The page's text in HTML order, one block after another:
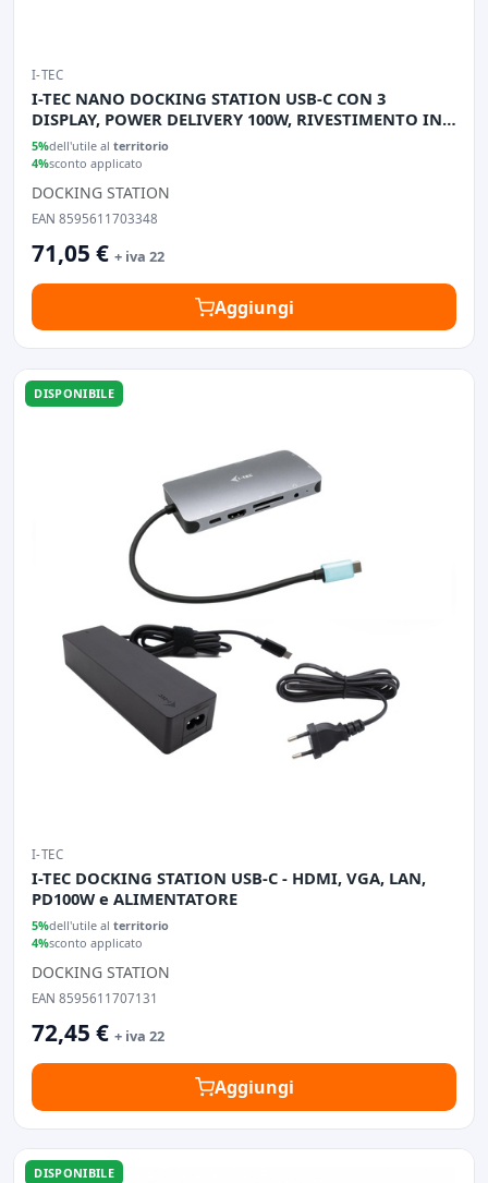
I-TEC
I-TEC NANO DOCKING STATION USB-C CON 3
DISPLAY, POWER DELIVERY 100W, RIVESTIMENTO IN
METALLO
5%dell'utile al territorio
4%sconto applicato
DOCKING STATION
EAN 8595611703348
71,05 € + iva 22
Aggiungi
DISPONIBILE
I-TEC
I-TEC DOCKING STATION USB-C - HDMI, VGA, LAN,
PD100W e ALIMENTATORE
5%dell'utile al territorio
4%sconto applicato
DOCKING STATION
EAN 8595611707131
72,45 € + iva 22
Aggiungi
DISPONIBILE